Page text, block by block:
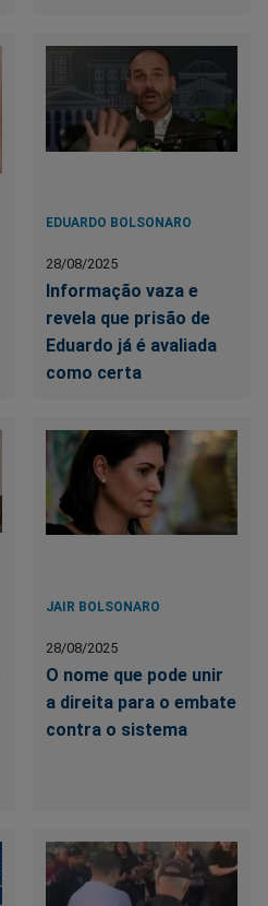
EDUARDO BOLSONARO
28/08/2025
Informação vaza e
revela que prisão de
Eduardo já é avaliada
como certa
JAIR BOLSONARO
28/08/2025
O nome que pode unir
a direita para o embate
contra o sistema